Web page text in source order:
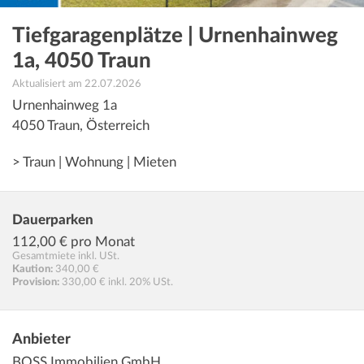
Tiefgaragenplätze | Urnenhainweg
1a, 4050 Traun
Aktualisiert am 22.07.2026
Urnenhainweg 1a
4050Traun, Österreich
> Traun | Wohnung | Mieten
Dauerparken
112,00 € pro Monat
Gesamtmiete inkl. USt.
Kaution: 340,00 €
Provision: 330,00 € inkl. 20% USt.
Anbieter